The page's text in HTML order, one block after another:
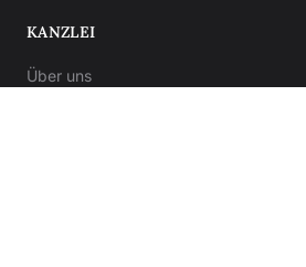
KANZLEI
Über uns